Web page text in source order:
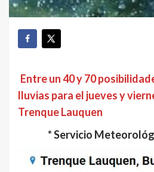
Entre un 40 y 70
lluvias para el jueves y
Trenque Lauquen
* Servicio